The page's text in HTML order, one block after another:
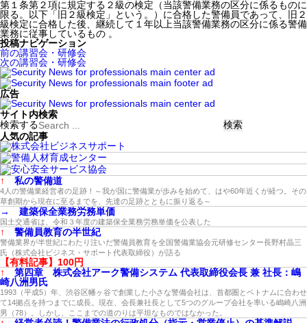
第１条第２項に規定する２級の検定（当該警備業務の区分に係るものに
限る。以下「旧２級検定」という。）に合格した警備員であって、旧２
級検定に合格した後、継続して１年以上当該警備業務の区分に係る警備
業務に従事しているもの 。
投稿ナビゲーション
前の講習会・研修会
次の講習会・研修会
広告
サイト内検索
検索する
人気の記事
↑ 私の警備道
4人の警備業経営者の足跡！～我が国に警備業が歩みを始めて、はや60年近くが経つ。その
草創期から現在に至るまでを、先達の足跡とともに振り返る～
→ 建築保全業務労務単価
国土交通省は、令和３年度の建築保全業務労務単価を公表した
↑ 警備員教育の半世紀
警備業界が半世紀にわたり注いだ警備員教育を全国警備業協会元研修センター長野村晶三
氏（株式会社ビジネス・サポート代表取締役）が語る
【有料記事】100円
↑
第四章 株式会社アーク警備システム 代表取締役会長 兼 社長：嶋
崎八洲男氏
1993（平成5）年、渋谷区幡ヶ谷で創業した小さな警備会社は、首都圏とベトナムに合わせ
て14拠点を持つまでに成長。現在、会長兼社長として5つのグループ会社を率いる嶋崎八洲
男（78）。しかし、ここまでの道のりは平坦なものではなかった。